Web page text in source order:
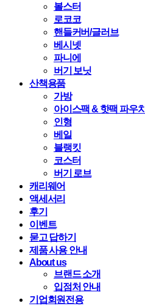
볼스터
로코코
핸들커버/글러브
베시넷
파니에
버기 보닛
산책용품
가방
아이스팩 & 핫팩 파우치
인형
베일
블랭킷
코스터
버기 로브
캐리웨어
액세서리
후기
이벤트
묻고 답하기
제품 사용 안내
About us
브랜드 소개
입점처 안내
기업회원전용